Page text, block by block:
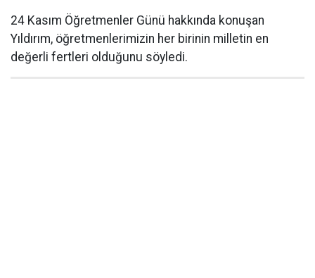
24 Kasım Öğretmenler Günü hakkında konuşan
Yıldırım, öğretmenlerimizin her birinin milletin en
değerli fertleri olduğunu söyledi.